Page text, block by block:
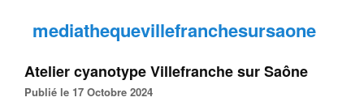
mediathequevillefranchesursaone
Atelier cyanotype Villefranche sur Saône
Publié le 17 Octobre 2024